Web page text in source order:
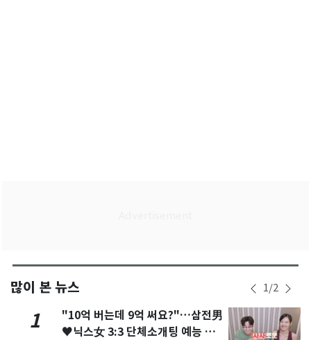
많이 본 뉴스 1/2
1
"10억 버는데 9억 써요?"…삼전男
♥닉스女 3:3 단체소개팅 예능 화